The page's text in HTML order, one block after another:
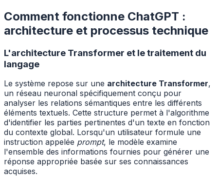
Comment fonctionne ChatGPT :
architecture et processus technique
L'architecture Transformer et le traitement du
langage
Le système repose sur une architecture Transformer,
un réseau neuronal spécifiquement conçu pour
analyser les relations sémantiques entre les différents
éléments textuels. Cette structure permet à l'algorithme
d'identifier les parties pertinentes d'un texte en fonction
du contexte global. Lorsqu'un utilisateur formule une
instruction appelée prompt, le modèle examine
l'ensemble des informations fournies pour générer une
réponse appropriée basée sur ses connaissances
acquises.